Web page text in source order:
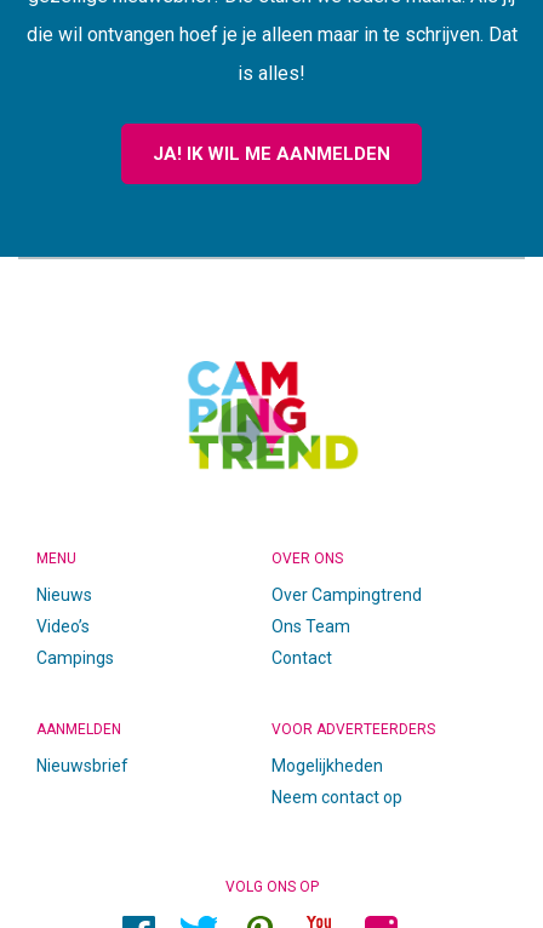
die wil ontvangen hoef je je alleen maar in te schrijven. Dat
is alles!
JA! IK WIL ME AANMELDEN
MENU
Nieuws
Video’s
Campings
OVER ONS
Over Campingtrend
Ons Team
Contact
AANMELDEN
Nieuwsbrief
VOOR ADVERTEERDERS
Mogelijkheden
Neem contact op
VOLG ONS OP